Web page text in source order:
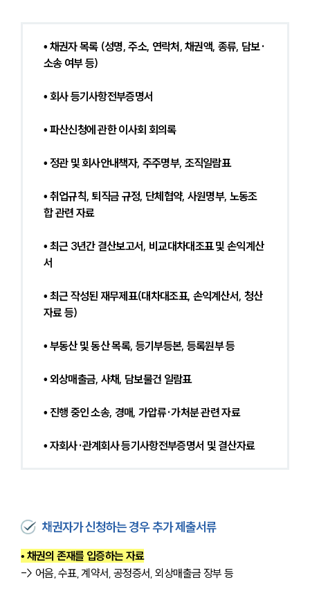
• 채권자 목록 (성명, 주소, 연락처, 채권액, 종류, 담보·
소송 여부 등)
• 회사 등기사항전부증명서
• 파산신청에 관한 이사회 회의록
• 정관 및 회사안내책자, 주주명부, 조직일람표
• 취업규칙, 퇴직금 규정, 단체협약, 사원명부, 노동조
합 관련 자료
• 최근 3년간 결산보고서, 비교대차대조표 및 손익계산
서
• 최근 작성된 재무제표(대차대조표, 손익계산서, 청산
자료 등)
• 부동산 및 동산 목록, 등기부등본, 등록원부 등
• 외상매출금, 사채, 담보물건 일람표
• 진행 중인 소송, 경매, 가압류·가처분 관련 자료
• 자회사·관계회사 등기사항전부증명서 및 결산자료
채권자가 신청하는 경우 추가 제출서류
• 채권의 존재를 입증하는 자료
-> 어음, 수표, 계약서, 공정증서, 외상매출금 장부 등